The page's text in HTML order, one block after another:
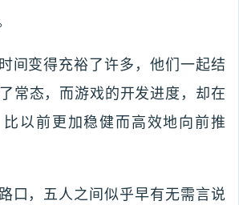
间变得充裕了许多，他们一起结
常态，而游戏的开发进度，却在
以前更加稳健而高效地向前推
口，五人之间似乎早有无需言说